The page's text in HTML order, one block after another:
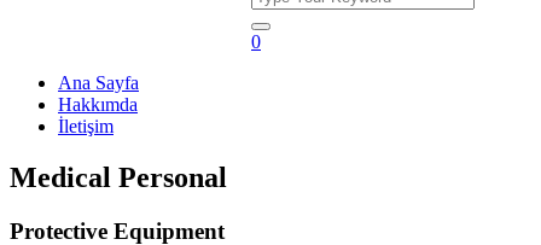
0
Ana Sayfa
Hakkımda
İletişim
Medical Personal
Protective Equipment